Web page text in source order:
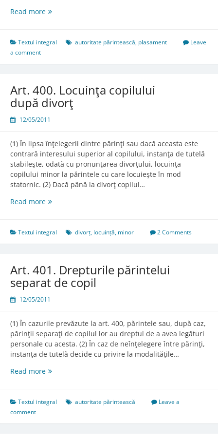
Read moreArt.
autorităţii
de
persoane
Textul integral autoritate părintească, plasament
Leave
a comment
Art. 400. Locuinţa copilului
după divorţ
12/05/2011
(1) În lipsa înţelegerii dintre părinţi sau dacă aceasta este
contrară interesului superior al copilului, instanţa de tutelă
stabileşte, odată cu pronunţarea divorţului, locuinţa
copilului minor la părintele cu care locuieşte în mod
statornic. (2) Dacă până la divorţ copilul…
Read moreArt.
copilului
după
Textul integral divorț, locuință, minor 2 Comments
Art. 401. Drepturile părintelui
separat de copil
12/05/2011
(1) În cazurile prevăzute la art. 400, părintele sau, după caz,
părinţii separaţi de copilul lor au dreptul de a avea legături
personale cu acesta. (2) În caz de neînţelegere între părinţi,
instanţa de tutelă decide cu privire la modalităţile…
Read moreArt.
părintelui
de
Textul integral autoritate părintească
Leave a
comment